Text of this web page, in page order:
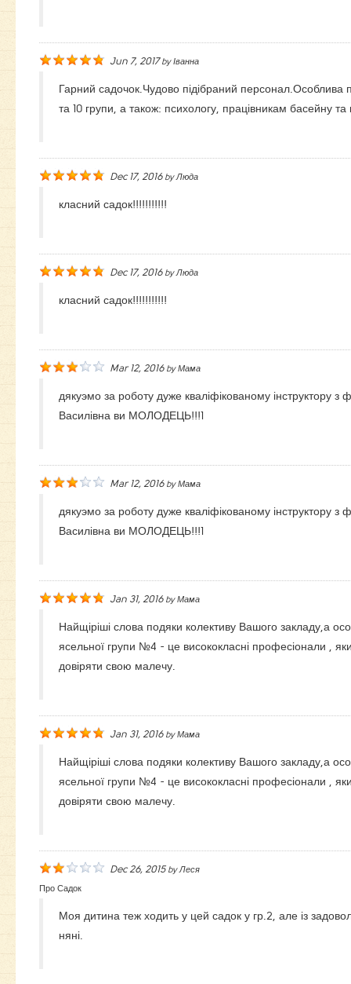
Jun 7, 2017byІванна
Гарний садочок.Чудово підібраний персонал.Особлива
та 10 групи, а також: психологу, працівникам басейну та
Dec 17, 2016byЛюда
класний садок!!!!!!!!!!!
Dec 17, 2016byЛюда
класний садок!!!!!!!!!!!
Mar 12, 2016byМама
дякуэмо за роботу дуже кваліфікованому інструктору з
Василівна ви МОЛОДЕЦЬ!!!1
Mar 12, 2016byМама
дякуэмо за роботу дуже кваліфікованому інструктору з
Василівна ви МОЛОДЕЦЬ!!!1
Jan 31, 2016byМама
Найщіріші слова подяки колективу Вашого закладу,а
ясельної групи №4 - це висококласні професіонали ,
довіряти свою малечу.
Jan 31, 2016byМама
Найщіріші слова подяки колективу Вашого закладу,а
ясельної групи №4 - це висококласні професіонали ,
довіряти свою малечу.
Dec 26, 2015byЛеся
Про Садок
Моя дитина теж ходить у цей садок у гр.2, але із
няні.